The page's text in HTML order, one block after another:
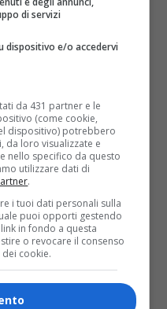
nuovo album "Restate
le esperienze...
cast chiuso.
e Presta in
di servizi
dispositivo e/o accedervi
da 431 partner e le
(come cookie,
dispositivo) potrebbero
da loro visualizzate e
nello specifico da questo
utilizzare dati di
.
i tuoi dati personali sulla
puoi opporti gestendo
in fondo a questa
o revocare il consenso
cookie.